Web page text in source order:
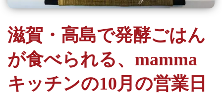
滋賀・高島で発酵ごはん
が食べられる、mamma
キッチンの10月の営業日